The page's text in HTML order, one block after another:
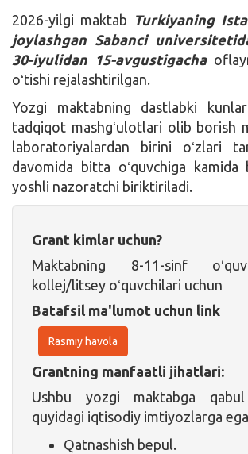
2026-yilgi maktab Turkiyaning
joylashgan Sabanci
30-iyulidan 15-avgustigacha
oʻtishi rejalashtirilgan.
Yozgi maktabning dastlabki
tadqiqot mashgʻulotlari olib borish
laboratoriyalardan birini oʻzlari
davomida bitta oʻquvchiga
yoshli nazoratchi biriktiriladi.
Grant kimlar uchun?
Maktabning 8-11-sinf
kollej/litsey oʻquvchilari uchun
Batafsil ma'lumot uchun link
Rasmiy havola
Grantning manfaatli jihatlari:
Ushbu yozgi maktabga
quyidagi iqtisodiy imtiyozlarga ega
Qatnashish bepul.